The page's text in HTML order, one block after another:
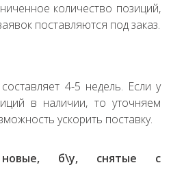
количество позиций,
поставляются под заказ.
4-5 недель. Если у
в наличии, то уточняем
ускорить поставку.
б\у, снятые с